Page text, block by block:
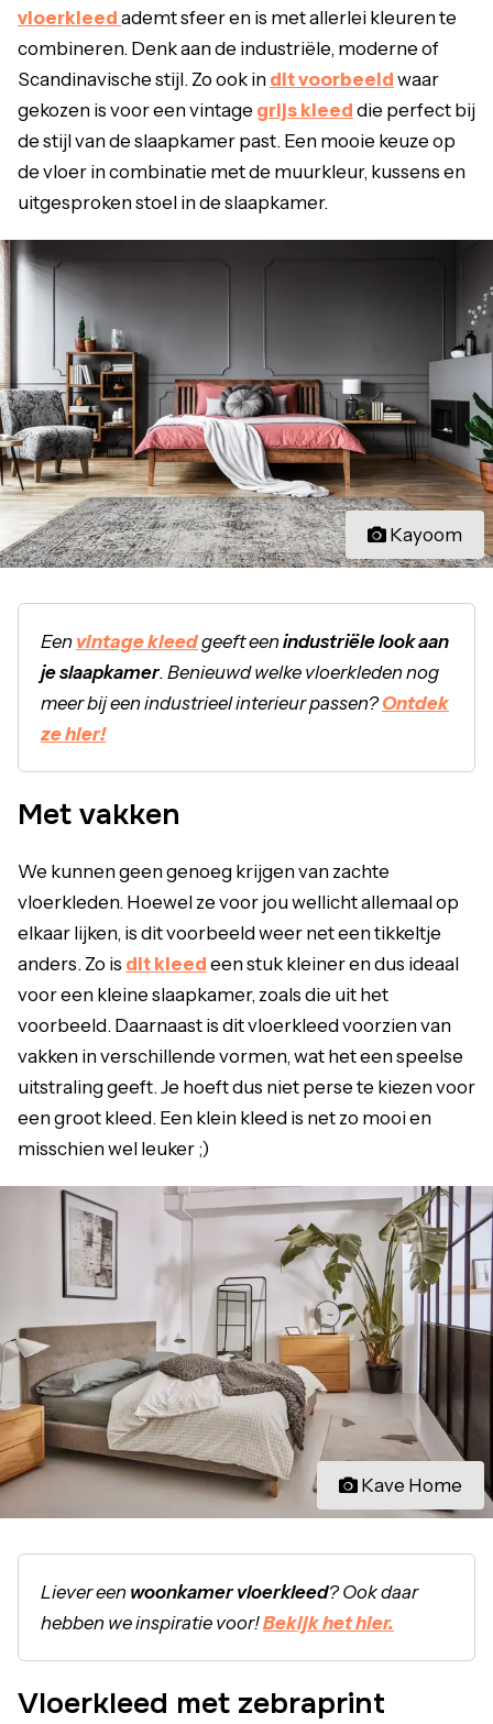
vloerkleed ademt sfeer en is met allerlei kleuren te
combineren. Denk aan de industriële, moderne of
Scandinavische stijl. Zo ook in dit voorbeeld waar
gekozen is voor een vintage grijs kleed die perfect bij
de stijl van de slaapkamer past. Een mooie keuze op
de vloer in combinatie met de muurkleur, kussens en
uitgesproken stoel in de slaapkamer.
Kayoom
Een vintage kleedgeeft eenindustriële look aan
je slaapkamer. Benieuwd welke vloerkleden nog
meer bij een industrieel interieur passen?Ontdek
ze hier!
Met vakken
We kunnen geen genoeg krijgen van zachte
vloerkleden. Hoewel ze voor jou wellicht allemaal op
elkaar lijken, is dit voorbeeld weer net een tikkeltje
anders. Zo is dit kleed een stuk kleiner en dus ideaal
voor een kleine slaapkamer, zoals die uit het
voorbeeld. Daarnaast is dit vloerkleed voorzien van
vakken in verschillende vormen, wat het een speelse
uitstraling geeft. Je hoeft dus niet perse te kiezen voor
een groot kleed. Een klein kleed is net zo mooi en
misschien wel leuker ;)
Kave Home
Liever een woonkamer vloerkleed? Ook daar
hebben we inspiratie voor!Bekijk het hier.
Vloerkleed met zebraprint